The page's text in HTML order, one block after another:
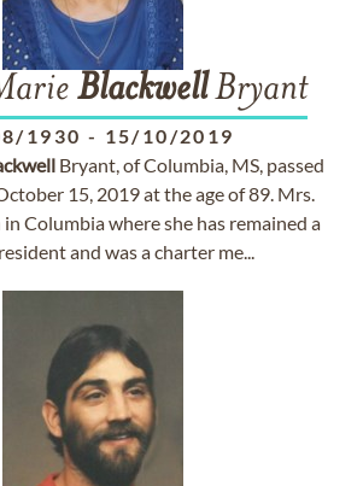
BlackwellBryant
1930 - 15/10/2019
Bryant, of Columbia, MS, passed
15, 2019 at the age of 89. Mrs.
Columbia where she has remained a
and was a charter me...